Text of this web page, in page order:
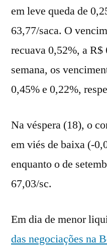
em leve queda de
63,77/saca. O
recuava 0,52%, a
semana, os
0,45% e 0,22%,
Na véspera (18), o
em viés de baixa (-
enquanto o de
67,03/sc.
Em dia de menor
das negociações na